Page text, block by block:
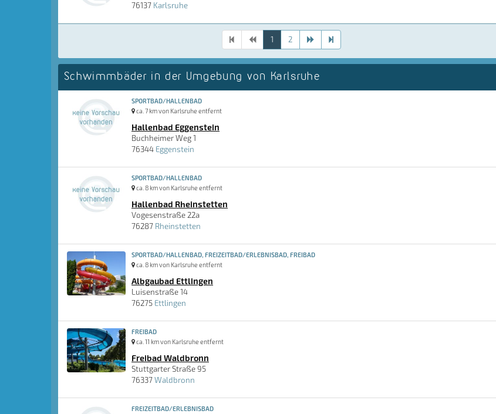
76137 Karlsruhe
1 2
Schwimmbäder in der Umgebung von Karlsruhe
SPORTBAD/HALLENBAD
ca. 7 km von Karlsruhe entfernt
Hallenbad Eggenstein
Buchheimer Weg 1
76344 Eggenstein
SPORTBAD/HALLENBAD
ca. 8 km von Karlsruhe entfernt
Hallenbad Rheinstetten
Vogesenstraße 22a
76287 Rheinstetten
SPORTBAD/HALLENBAD, FREIZEITBAD/ERLEBNISBAD, FREIBAD
ca. 8 km von Karlsruhe entfernt
Albgaubad Ettlingen
Luisenstraße 14
76275 Ettlingen
FREIBAD
ca. 11 km von Karlsruhe entfernt
Freibad Waldbronn
Stuttgarter Straße 95
76337Waldbronn
FREIZEITBAD/ERLEBNISBAD